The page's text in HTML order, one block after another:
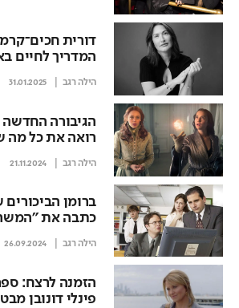
דורית
המדריך לחיים
הילה רגב 31.01.2025
הגיבורה החדשה
רואה את כל מה
הילה רגב 21.11.2024
ברומן הביכורים
כתבה את "המשרד"
הילה רגב 26.09.2024
הזמנה לרצח:
פינלי דונובן